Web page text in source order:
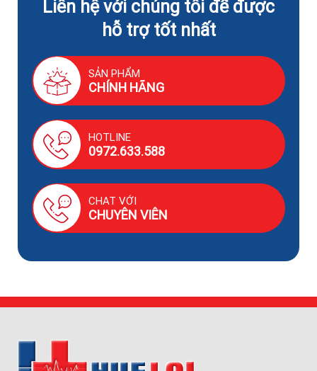
Liên hệ với chúng tôi để được
hỗ trợ tốt nhất
SẢN PHẨM
CHÍNH HÃNG
HOTLINE
0972.633.588
CHAT VỚI
CHUYÊN VIÊN